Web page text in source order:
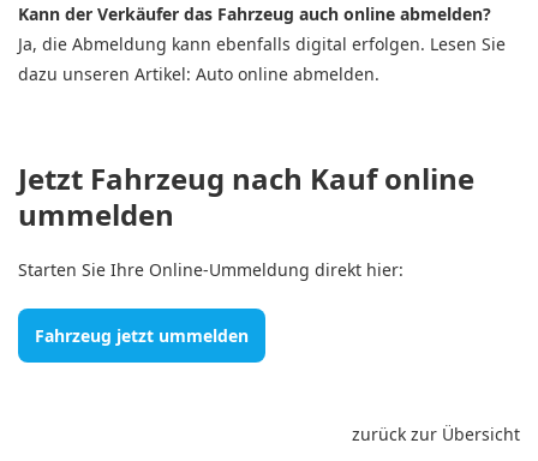
Kann der Verkäufer das Fahrzeug auch online abmelden?
Ja, die Abmeldung kann ebenfalls digital erfolgen. Lesen Sie
dazu unseren Artikel: Auto online abmelden.
Jetzt Fahrzeug nach Kauf online
ummelden
Starten Sie Ihre Online-Ummeldung direkt hier:
Fahrzeug jetzt ummelden
zurück zur Übersicht